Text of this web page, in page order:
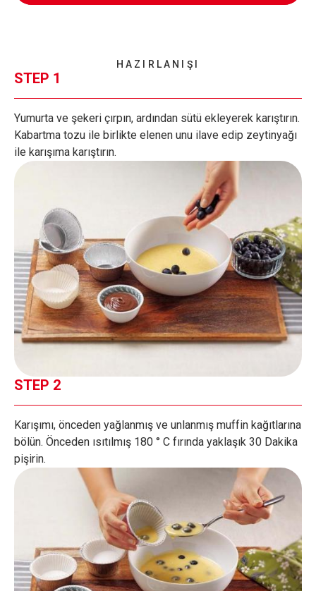
HAZIRLANIŞI
STEP 1
Yumurta ve şekeri çırpın, ardından sütü ekleyerek karıştırın.
Kabartma tozu ile birlikte elenen unu ilave edip zeytinyağı
ile karışıma karıştırın.
STEP 2
Karışımı, önceden yağlanmış ve unlanmış muffin kağıtlarına
bölün. Önceden ısıtılmış 180 ° C fırında yaklaşık 30 Dakika
pişirin.